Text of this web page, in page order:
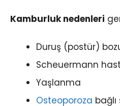
Kamburluk nedenleri
Duruş (postür)
Scheuermann
Yaşlanma
Osteoporoza